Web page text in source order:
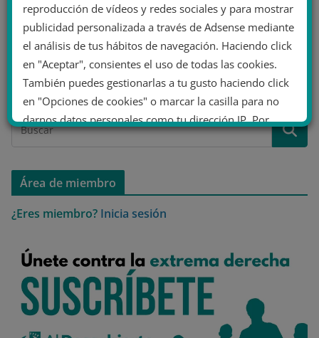
Guarda mi nombre, correo electrónico y web en este
navegador para la próxima vez que comente.
Área de miembro
¿Eres miembro? Inicia sesión
reproducción de vídeos y redes sociales y para mostrar
publicidad personalizada a través de Adsense mediante
el análisis de tus hábitos de navegación. Haciendo click
en "Aceptar", consientes el uso de todas las cookies.
También puedes gestionarlas a tu gusto haciendo click
en "Opciones de cookies" o marcar la casilla para no
darnos datos personales como tu dirección IP. Por
último, puedes leer nuestra Política de cookies.
No dar mi información personal
Rechazar cookies Política de cookies